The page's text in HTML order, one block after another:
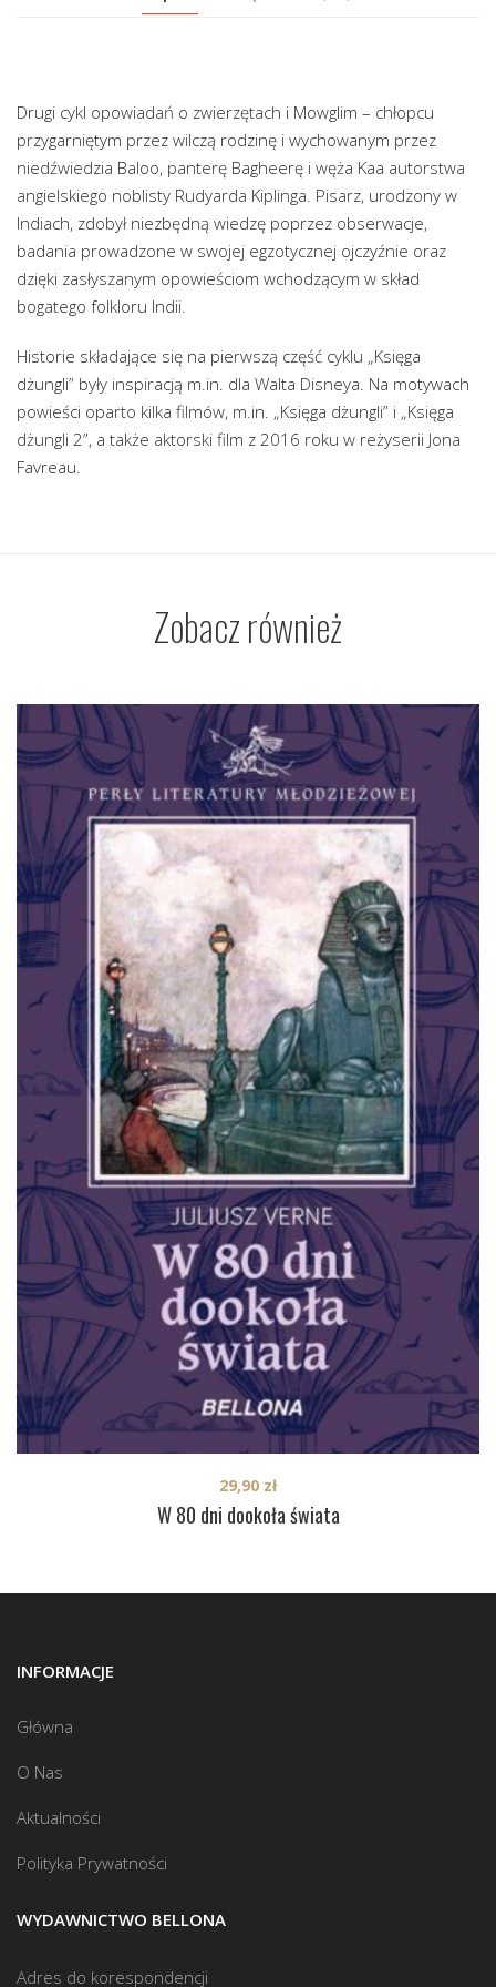
Drugi cykl opowiadań o zwierzętach i Mowglim – chłopcu
przygarniętym przez wilczą rodzinę i wychowanym przez
niedźwiedzia Baloo, panterę Bagheerę i węża Kaa autorstwa
angielskiego noblisty Rudyarda Kiplinga. Pisarz, urodzony w
Indiach, zdobył niezbędną wiedzę poprzez obserwacje,
badania prowadzone w swojej egzotycznej ojczyźnie oraz
dzięki zasłyszanym opowieściom wchodzącym w skład
bogatego folkloru Indii.
Historie składające się na pierwszą część cyklu „Księga
dżungli” były inspiracją m.in. dla Walta Disneya. Na motywach
powieści oparto kilka filmów, m.in. „Księga dżungli” i „Księga
dżungli 2”, a także aktorski film z 2016 roku w reżyserii Jona
Favreau.
Zobacz również
W 80 dni dookoła świata
29,90 zł
INFORMACJE
Główna
O Nas
Aktualności
Polityka Prywatności
WYDAWNICTWO BELLONA
Adres do korespondencji